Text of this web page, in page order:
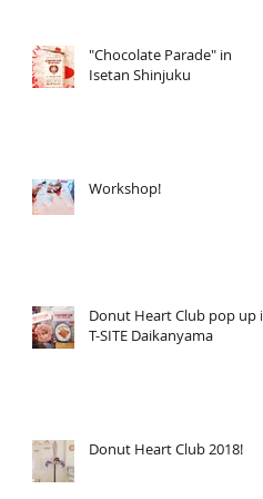
"Chocolate Parade" in
Isetan Shinjuku
Workshop!
Donut Heart Club pop up in
T-SITE Daikanyama
Donut Heart Club 2018!